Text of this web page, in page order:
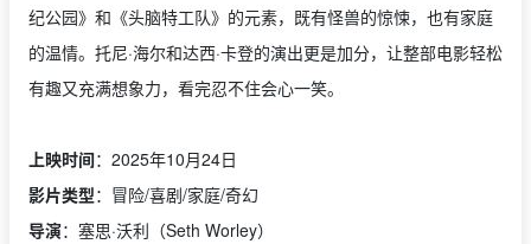
纪公园》和《头脑特工队》的元素，既有怪兽的惊悚，也有家庭
的温情。托尼·海尔和达西·卡登的演出更是加分，让整部电影轻松
有趣又充满想象力，看完忍不住会心一笑。
上映时间：2025年10月24日
影片类型：冒险/喜剧/家庭/奇幻
导演：塞思·沃利（Seth Worley）